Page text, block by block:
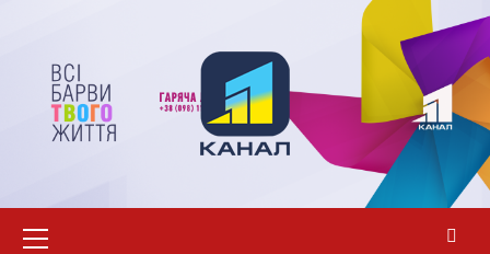
вмісту
меню